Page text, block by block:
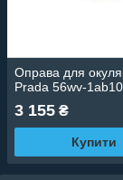
Оправа для
Prada 56wv-
3 155 ₴
Купити